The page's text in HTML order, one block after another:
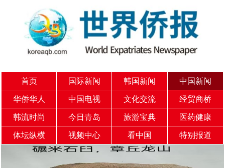
首页 国际新闻 韩国新闻 中国新闻
华侨华人 中国电视 文化交流 经贸商桥
韩流时尚 今日青岛 旅游宝典 医药健康
体坛纵横 视频中心 看中国 特别报道